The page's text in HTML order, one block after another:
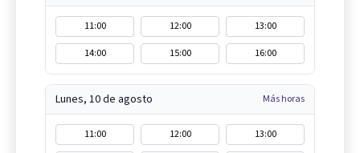
11:00 12:00
13:00
14:00
15:00 16:00
Lunes, 10 de agosto Más horas
11:00 12:00
13:00